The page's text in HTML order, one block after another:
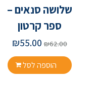
שלושה סנאים –
ספר קרטון
₪62.00
₪55.00
הוספה לסל